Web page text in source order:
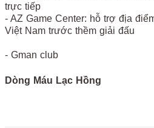
trực tiếp
- AZ Game Center: hỗ trợ địa
Việt Nam trước thềm giải đấu
- Gman club
Dòng Máu Lạc Hồng